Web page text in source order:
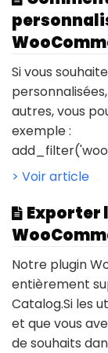
Si vous
autres, vous
exemple :
> Voir article
Exporter
Notre plugin
entièrement
Catalog.Si les
et que vous
de souhaits